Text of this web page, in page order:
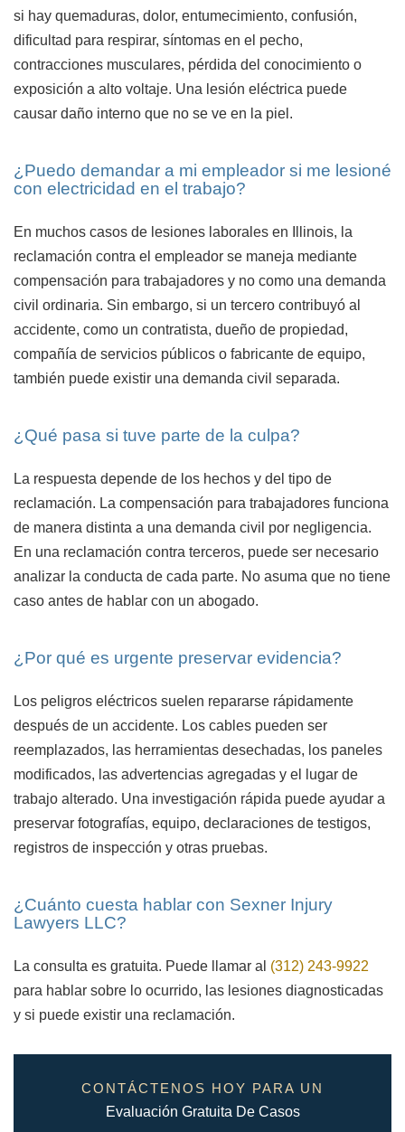
si hay quemaduras, dolor, entumecimiento, confusión,
dificultad para respirar, síntomas en el pecho,
contracciones musculares, pérdida del conocimiento o
exposición a alto voltaje. Una lesión eléctrica puede
causar daño interno que no se ve en la piel.
¿Puedo demandar a mi empleador si me lesioné
con electricidad en el trabajo?
En muchos casos de lesiones laborales en Illinois, la
reclamación contra el empleador se maneja mediante
compensación para trabajadores y no como una demanda
civil ordinaria. Sin embargo, si un tercero contribuyó al
accidente, como un contratista, dueño de propiedad,
compañía de servicios públicos o fabricante de equipo,
también puede existir una demanda civil separada.
¿Qué pasa si tuve parte de la culpa?
La respuesta depende de los hechos y del tipo de
reclamación. La compensación para trabajadores funciona
de manera distinta a una demanda civil por negligencia.
En una reclamación contra terceros, puede ser necesario
analizar la conducta de cada parte. No asuma que no tiene
caso antes de hablar con un abogado.
¿Por qué es urgente preservar evidencia?
Los peligros eléctricos suelen repararse rápidamente
después de un accidente. Los cables pueden ser
reemplazados, las herramientas desechadas, los paneles
modificados, las advertencias agregadas y el lugar de
trabajo alterado. Una investigación rápida puede ayudar a
preservar fotografías, equipo, declaraciones de testigos,
registros de inspección y otras pruebas.
¿Cuánto cuesta hablar con Sexner Injury
Lawyers LLC?
La consulta es gratuita. Puede llamar al (312) 243-9922
para hablar sobre lo ocurrido, las lesiones diagnosticadas
y si puede existir una reclamación.
CONTÁCTENOS HOY PARA UN
Evaluación Gratuita De Casos